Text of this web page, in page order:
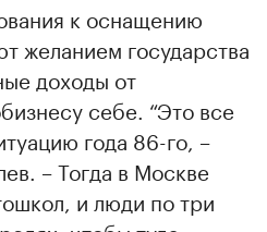
к оснащению
желанием государства
доходы от
себе. “Это все
года 86-го, –
– Тогда в Москве
и люди по три